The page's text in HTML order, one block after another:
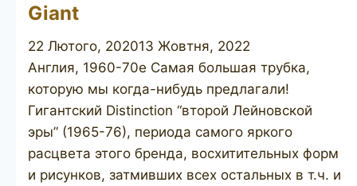
Giant
22 Лютого, 202013 Жовтня, 2022
Англия, 1960-70е Самая большая трубка,
которую мы когда-нибудь предлагали!
Гигантский Distinction “второй Лейновской
эры” (1965-76), периода самого яркого
расцвета этого бренда, восхитительных форм
и рисунков, затмивших всех остальных в т.ч. и